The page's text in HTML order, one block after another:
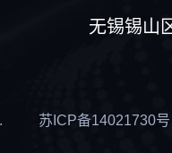
无锡锡山
苏ICP备14021730号